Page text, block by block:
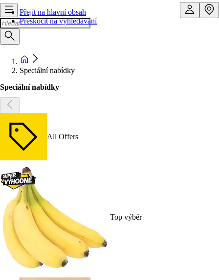
Přejít na hlavní obsah
Přeskočit na vyhledávání
Speciální nabídky
Speciální nabídky
All Offers
Top výběr